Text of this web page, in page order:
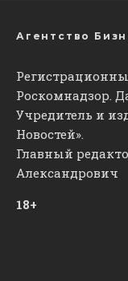
Агентство
Роскомнадзор.
Учредитель и
Новостей».
Главный
Александрович
18+